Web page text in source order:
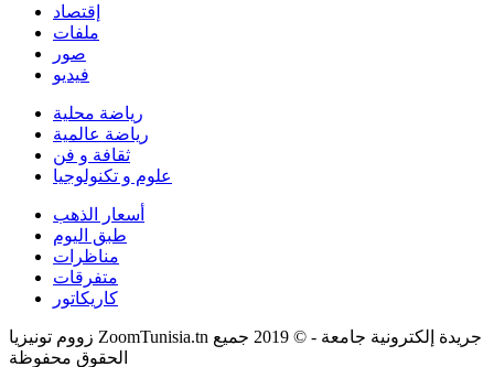
إقتصاد
ملفات
صور
فيديو
رياضة محلية
رياضة عالمية
ثقافة و فن
علوم و تكنولوجيا
أسعار الذهب
طبق اليوم
مناظرات
متفرقات
كاريكاتور
زووم تونيزيا ZoomTunisia.tn جريدة إلكترونية جامعة - © 2019 جميع
الحقوق محفوظة